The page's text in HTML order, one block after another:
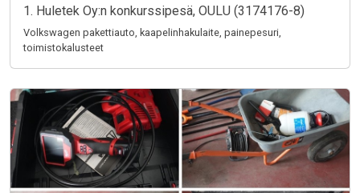
1. Huletek Oy:n konkurssipesä, OULU (3174176-8)
Volkswagen pakettiauto, kaapelinhakulaite, painepesuri,
toimistokalusteet